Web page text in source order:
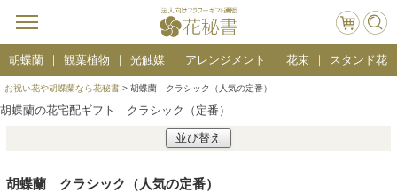
胡蝶蘭 観葉植物 光触媒 アレンジメント 花束 スタンド花
お祝い花や胡蝶蘭なら花秘書 > 胡蝶蘭 クラシック（人気の定番）
胡蝶蘭の花宅配ギフト クラシック（定番）
並び替え
胡蝶蘭 クラシック（人気の定番）